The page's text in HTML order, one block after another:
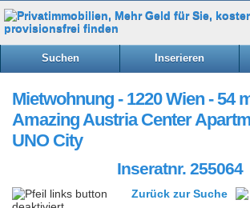
Suchen Inserieren
Mietwohnung - 1220 Wien - 54
Amazing Austria Center
UNO City
Inseratnr. 255064
Zurück zur Suche